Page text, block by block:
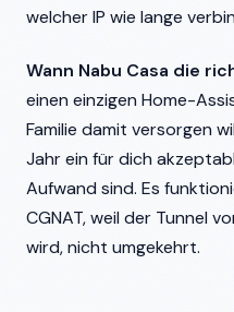
welcher IP wie lange
Wann Nabu Casa die
einen einzigen Home-
Familie damit versorgen
Jahr ein für dich
Aufwand sind. Es
CGNAT, weil der Tunnel
wird, nicht umgekehrt.